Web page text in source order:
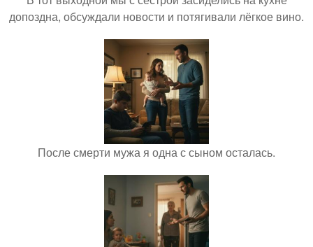
допоздна, обсуждали новости и потягивали лёгкое вино.
После смерти мужа я одна с сыном осталась.